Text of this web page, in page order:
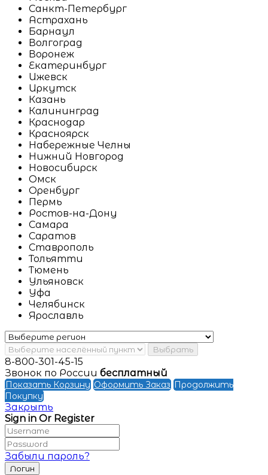
Санкт-Петербург
Астрахань
Барнаул
Волгоград
Воронеж
Екатеринбург
Ижевск
Иркутск
Казань
Калининград
Краснодар
Красноярск
Набережные Челны
Нижний Новгород
Новосибирск
Омск
Оренбург
Пермь
Ростов-на-Дону
Самара
Саратов
Ставрополь
Тольятти
Тюмень
Ульяновск
Уфа
Челябинск
Ярославль
Выбрать
8-800-301-45-15
Звонок по России бесплатный
Показать Корзину Оформить Заказ Продолжить
Покупку
Закрыть
Sign in Or Register
Забыли пароль?